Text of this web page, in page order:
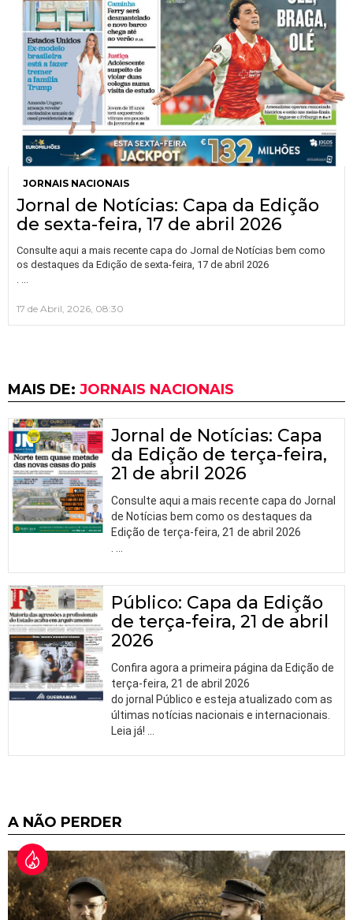
JORNAIS NACIONAIS
Jornal de Notícias: Capa da Edição
de sexta-feira, 17 de abril 2026
Consulte aqui a mais recente capa do Jornal de Notícias bem como
os destaques da Edição de sexta-feira, 17 de abril 2026
17 de Abril, 2026, 08:30
MAIS DE: JORNAIS NACIONAIS
Jornal de Notícias: Capa
da Edição de terça-feira,
21 de abril 2026
Consulte aqui a mais recente capa do Jornal
de Notícias bem como os destaques da
Edição de terça-feira, 21 de abril 2026
Público: Capa da Edição
de terça-feira, 21 de abril
2026
Confira agora a primeira página da Edição de
terça-feira, 21 de abril 2026
do jornal Público e esteja atualizado com as
últimas notícias nacionais e internacionais.
Leia já!
A NÃO PERDER